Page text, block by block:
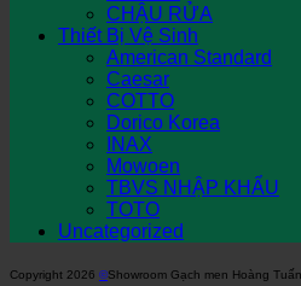
CHẬU RỬA
Thiết Bị Vệ Sinh
American Standard
Caesar
COTTO
Dorico Korea
INAX
Mowoen
TBVS NHẬP KHẨU
TOTO
Uncategorized
Copyright 2026 ©Showroom Gạch men Hoàng